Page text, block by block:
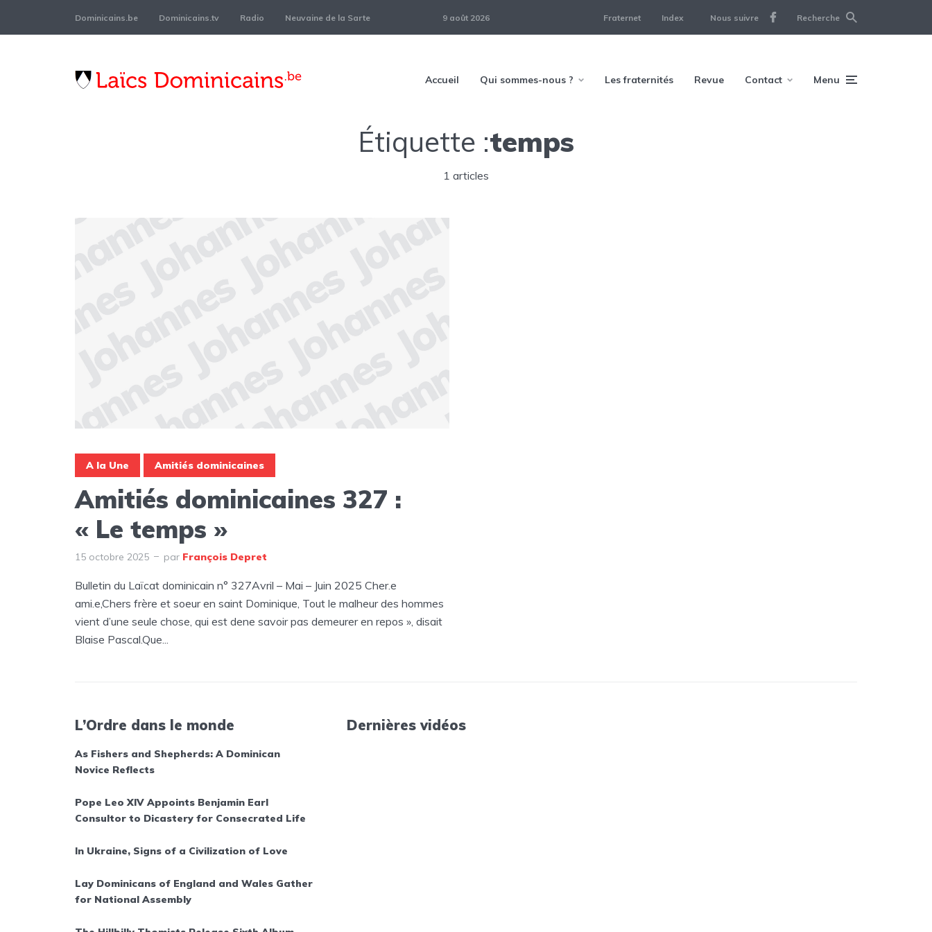
Dominicains.be Dominicains.tv Radio Neuvaine de la Sarte 9 août 2026 Fraternet Index Nous suivre Recherche
Accueil Qui sommes-nous ? Les fraternités Revue Contact Menu
Étiquette :temps
1 articles
A la Une Amitiés dominicaines
Amitiés dominicaines 327 :
« Le temps »
15 octobre 2025 par François Depret
Bulletin du Laïcat dominicain n° 327Avril – Mai – Juin 2025 Cher.e
ami.e,Chers frère et soeur en saint Dominique, Tout le malheur des hommes
vient d’une seule chose, qui est dene savoir pas demeurer en repos », disait
Blaise Pascal.Que...
L’Ordre dans le monde
As Fishers and Shepherds: A Dominican
Novice Reflects
Pope Leo XIV Appoints Benjamin Earl
Consultor to Dicastery for Consecrated Life
In Ukraine, Signs of a Civilization of Love
Lay Dominicans of England and Wales Gather
for National Assembly
Dernières vidéos